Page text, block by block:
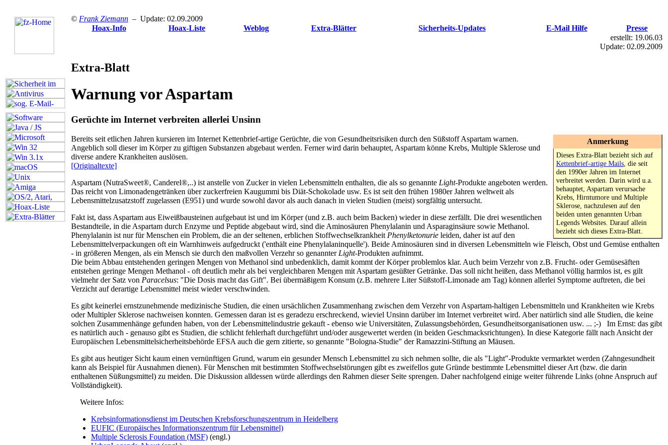
© Frank Ziemann – Update: 02.09.2009
Hoax-Info
Hoax-Liste Weblog Extra-Blätter Sicherheits-Updates E-Mail Hilfe
Presse
erstellt: 19.06.03
Update: 02.09.2009
Extra-Blatt
Warnung vor Aspartam
Gerüchte im Internet verbreiten allerlei Unsinn
Anmerkung
Dieses Extra-Blatt bezieht sich auf
Kettenbrief-artige Mails , die seit
den 1990er Jahren im Internet
verbreitet werden. Darin wird u.a.
behauptet, Aspartam verursache
Krebs, Hirntumore und Multiple
Sklerose, nachzulesen auf den
beiden unten genannten Urban
Legends Websites. Darauf allein
bezieht sich dieses Extra-Blatt.
Bereits seit etlichen Jahren kursieren im Internet Kettenbrief-artige Gerüchte, die von Gesundheitsrisiken durch den SüßstoffAspartam warnen.
Angeblich soll dieser im Körper zu giftigen Substanzen abgebaut werden. Ferner wird darin behauptet, Aspartam könne Krebs, Multiple Sklerose und
diverse andere Krankheiten auslösen.
[Originaltexte]
Aspartam (NutraSweet®, Canderel®,..) ist anstelle von Zucker in vielen Lebensmitteln enthalten, die als so genannte Light-Produkte angeboten werden.
Das reicht von Limonadengetränken über zuckerfreien Kaugummi bis Diät-Schokolade usw. Es ist seit den frühen 1980er Jahren weltweit als
Lebensmittelzusatzstoff zugelassen (E951) und wurde sowohl davor als auch danach in vielen Studien (meist) sorgfältig untersucht.
Fakt ist, dass Aspartam aus Eiweißbausteinen aufgebaut ist und im Körper (und z.B. auch beim Backen) wieder in diese zerfällt. Die drei wesentlichen
Bestandteile, in die Aspartam durch Enzyme und Peptide abgebaut wird, sind die Aminosäuren Phenylalanin und Asparaginsäure sowie Methanol.
Phenylalanin ist nur für Menschen ein Problem, die an der seltenen, erblichen Stoffwechselkrankheit Phenylketonurie leiden, daher ist auf den
Lebensmittelverpackungen oft ein Warnhinweis aufgedruckt ('enthält eine Phenylalaninquelle'). Beide Aminosäuren sind in diversen Lebensmitteln wie Fleisch, Obst und Gemüse enthalten
- in größeren Mengen, als ein Mensch sie durch den maßvollen Verzehr so genannter Light-Produkten aufnimmt.
Die beim Abbau entstehenden geringen Mengen von Methanol sind unbedenklich, damit kommt der Körper problemlos klar. Auch beim Verzehr von z.B. Frucht- oder Gemüsesäften
entstehen geringe Mengen Methanol - oft deutlich mehr als bei vergleichbaren Mengen mit Aspartam gesüßter Getränke. Das soll nicht heißen, dass Methanol völlig harmlos ist, es gilt
vielmehr der Satz von Paracelsus: "Die Dosis macht das Gift". Bei übermäßigem Konsum (z.B. mehrere Liter Süßstoff-Limonade am Tag) können allerlei Symptome auftreten, die bei
Verzicht auf derartige Lebensmittel meist wieder verschwinden.
Es gibt keinerlei ernstzunehmende medizinische Studien, die einen ursächlichen Zusammenhang zwischen dem Verzehr von Aspartam-haltigen Lebensmitteln und Krankheiten wie Krebs
oder Multipler Sklerose nachweisen konnten. Gemessen daran ist es geradezu erschreckend, wieviel Unsinn darüber im Internet verbreitet wird. Aber natürlich sind alle Studien, die keine
solchen Zusammenhänge gefunden haben, von der Lebensmittelindustrie gekauft - ebenso wie Universitäten, Zulassungsbehörden, Gesundheitsorganisationen usw. ... ;-) Im Ernst: das gibt
es natürlich auch - genauso gibt es Studien, die schlicht fehlerhaft durchgeführt und/oder ausgewertet werden (in beiden Geschmacksrichtungen). In diese Kategorie fällt nach Ansicht der
Europäischen Lebensmittelsicherheitsbehörde EFSA auch die gern zitierte, so genannte "Bologna-Studie" der Ramazzini-Stiftung an Mäusen.
Es gibt aus heutiger Sicht kaum einen vernünftigen Grund, warum ein gesunder Mensch Lebensmittel zu sich nehmen sollte, die als "Light"-Produkte vermarktet werden (Zahngesundheit
kann als Beispiel für Ausnahmen dienen). Für Menschen mit bestimmten Stoffwechselstörungen gibt es zweifellos gute Gründe bestimmte Lebensmittel dieser Art (bzw. die darin
enthaltenen Süßungsmittel) zu meiden. Die Diskussion alldessen würde allerdings den Rahmen dieser Seite sprengen. Daher nachfolgend einige weiter führende Links (ohne Anspruch auf
Vollständigkeit).
Weitere Infos:
Krebsinformationsdienst im Deutschen Krebsforschungszentrum in Heidelberg
EUFIC (Europäisches Informationszentrum für Lebensmittel)
Multiple Sclerosis Foundation (MSF) (engl.)